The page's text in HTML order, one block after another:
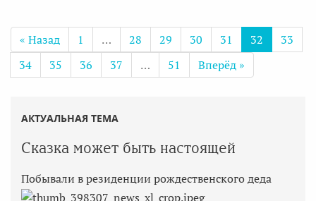
« Назад 1 … 28 29 30 31 32
33
34
35 36 37 … 51 Вперёд »
АКТУАЛЬНАЯ ТЕМА
Сказка может быть настоящей
Побывали в резиденции рождественского деда